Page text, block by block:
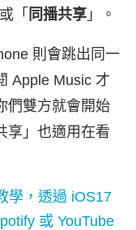
「 同播共享 」。
則會跳出同一
Apple Music 才
們雙方就會開始
享」也適用在看
學，透過 iOS17
或 YouTube